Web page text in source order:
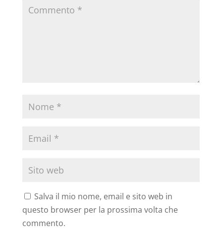
Salva il mio nome, email e sito web in
questo browser per la prossima volta che
commento.